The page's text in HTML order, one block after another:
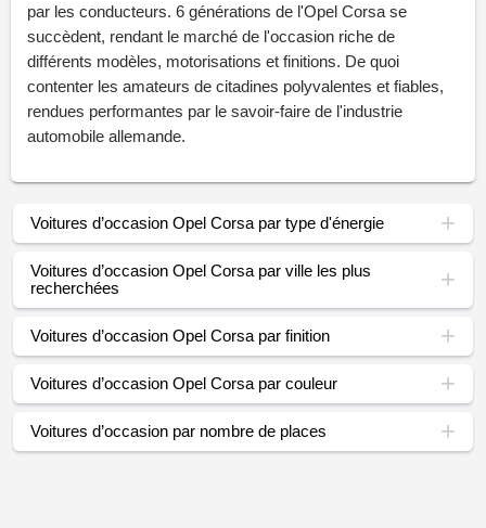
par les conducteurs. 6 générations de l'Opel Corsa se
succèdent, rendant le marché de l'occasion riche de
différents modèles, motorisations et finitions. De quoi
contenter les amateurs de citadines polyvalentes et fiables,
rendues performantes par le savoir-faire de l'industrie
automobile allemande.
Voitures d’occasion Opel Corsa par type d'énergie
Voitures d’occasion Opel Corsa par ville les plus
recherchées
Voitures d’occasion Opel Corsa par finition
Voitures d’occasion Opel Corsa par couleur
Voitures d’occasion par nombre de places